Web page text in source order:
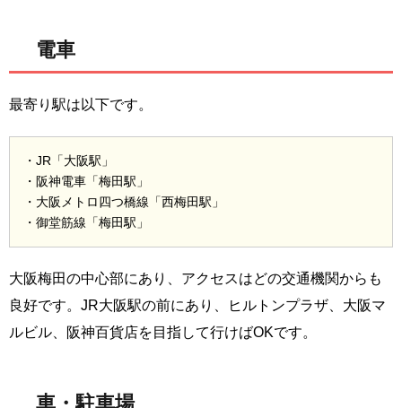
電車
最寄り駅は以下です。
・JR「大阪駅」
・阪神電車「梅田駅」
・大阪メトロ四つ橋線「西梅田駅」
・御堂筋線「梅田駅」
大阪梅田の中心部にあり、アクセスはどの交通機関からも
良好です。JR大阪駅の前にあり、ヒルトンプラザ、大阪マ
ルビル、阪神百貨店を目指して行けばOKです。
車・駐車場